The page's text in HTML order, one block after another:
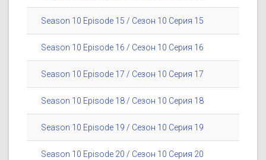
Season 10 Episode 15 / Сезон 10 Серия 15
Season 10 Episode 16 / Сезон 10 Серия 16
Season 10 Episode 17 / Сезон 10 Серия 17
Season 10 Episode 18 / Сезон 10 Серия 18
Season 10 Episode 19 / Сезон 10 Серия 19
Season 10 Episode 20 / Сезон 10 Серия 20